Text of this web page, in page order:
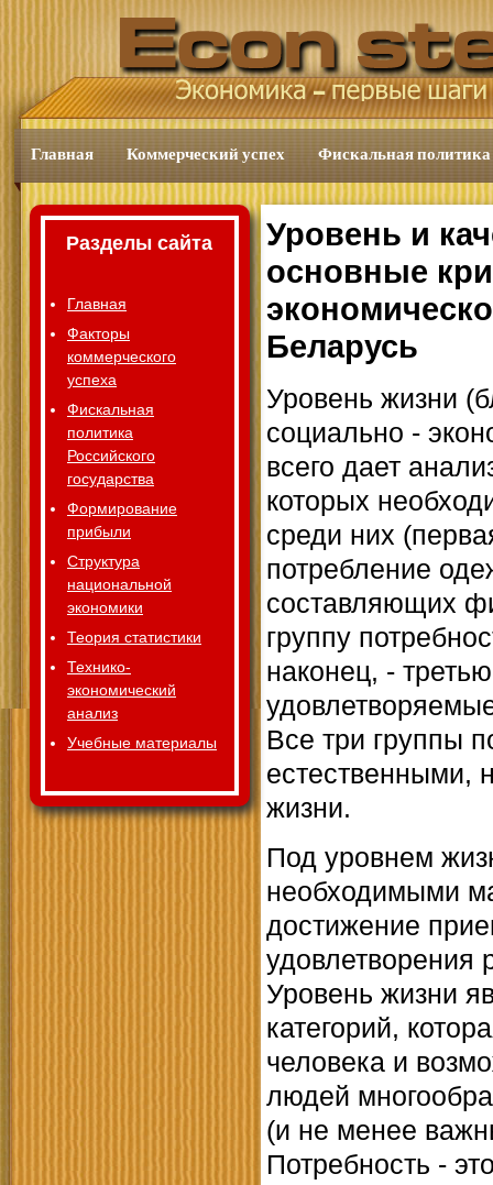
Главная Коммерческий успех Фискальная политика
Уровень и
основные
Беларусь
Уровень жизни
социально -
всего дает
которых
среди них
потребление
составляющих
группу
наконец, -
Все три группы
естественными,
жизни.
Под уровнем
необходимыми
достижение
удовлетворения
Уровень жизни
категорий,
человека и
людей
(и не менее
Потребность -
Разделы сайта
Главная
Факторы
коммерческого
успеха
Фискальная
политика
Российского
государства
Формирование
прибыли
Структура
национальной
экономики
Теория статистики
Технико-
экономический
анализ
Учебные материалы